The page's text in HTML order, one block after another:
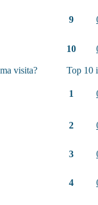
visita?
9
10
Top 10
1
2
3
4